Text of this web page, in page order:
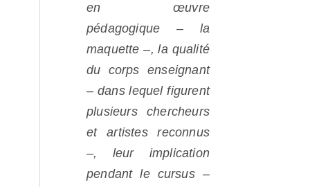
en œuvre
pédagogique – la
maquette –, la qualité
du corps enseignant
– dans lequel figurent
plusieurs chercheurs
et artistes reconnus
–, leur implication
pendant le cursus –